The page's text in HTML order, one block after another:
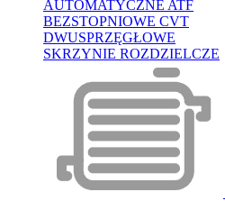
AUTOMATYCZNE ATF
BEZSTOPNIOWE CVT
DWUSPRZĘGŁOWE
SKRZYNIE ROZDZIELCZE